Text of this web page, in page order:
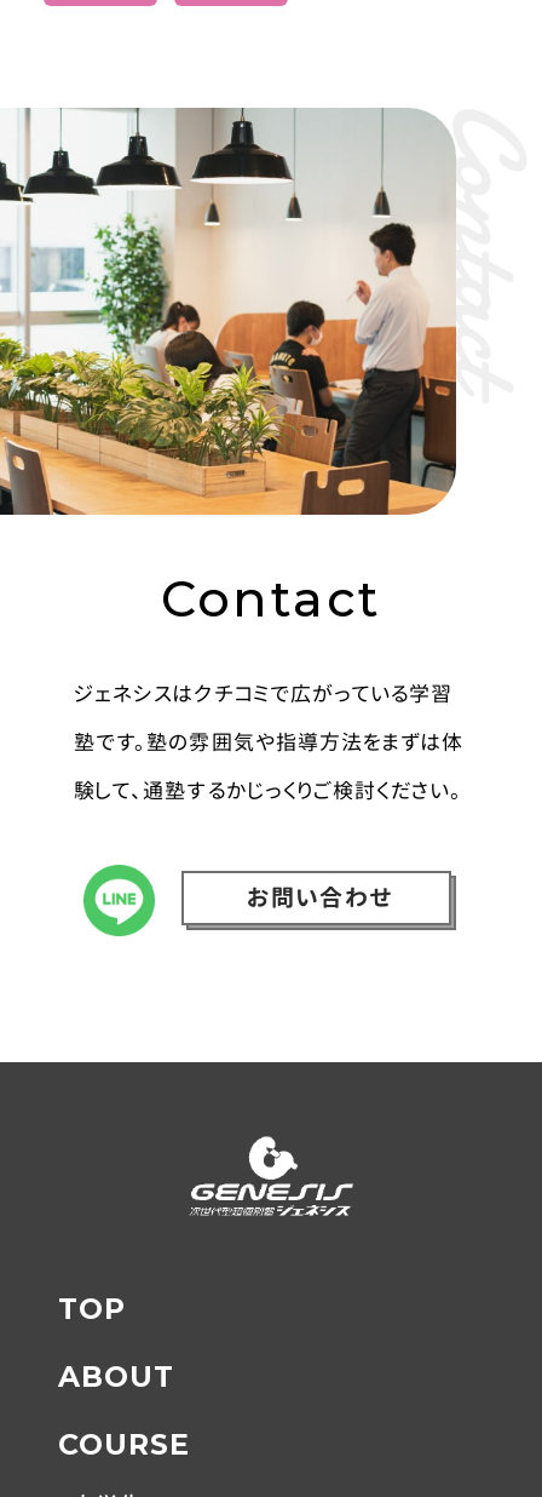
Contact
ジェネシスはクチコミで広がっている学習
塾です。塾の雰囲気や指導方法をまずは体
験して、通塾するかじっくりご検討ください。
お問い合わせ
TOP
ABOUT
COURSE